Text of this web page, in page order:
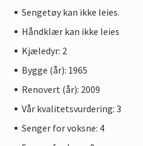
Sengetøy kan ikke leies.
Håndklær kan ikke leies
Kjæledyr: 2
Bygge (år): 1965
Renovert (år): 2009
Vår kvalitetsvurdering: 3
Senger for voksne: 4